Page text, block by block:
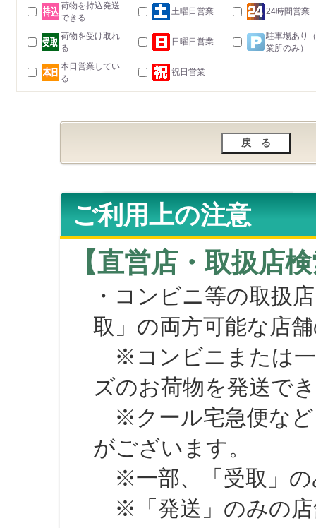
荷物を持込発送
できる
土曜日営業 24時間営業
荷物を受け取れ
る
日曜日営業
駐車場あり
業所のみ）
本日営業してい
る
祝日営業
ご利用上の注意
【直営店・取扱店
・コンビニ等の取扱
取」の両方可能な店
※コンビニまたは一
ズのお荷物を発送で
※クール宅急便など
がございます。
※一部、「受取」の
※「発送」のみの店